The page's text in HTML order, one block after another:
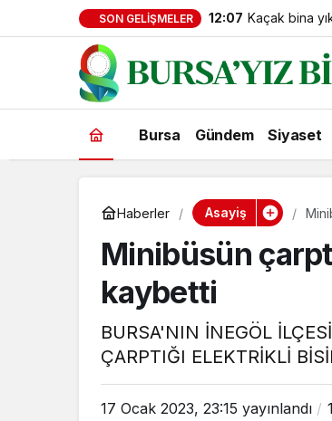
SON GELIŞMELER 12:07 Kaçak bina
Bursa Gündem Siyaset
Haberler Asayiş
Minibüsün
kaybetti
BURSA'NIN İNEGÖL
ÇARPTIĞI ELEKTRİKLİ
17 Ocak 2023, 23:15 yayınlandı